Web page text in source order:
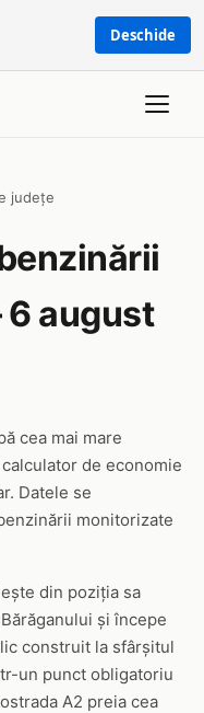
Deschide
județe
august
cea mai mare
de economie
Datele se
monitorizate
din poziția sa
și începe
construit la sfârșitul
un punct obligatoriu
A2 preia cea